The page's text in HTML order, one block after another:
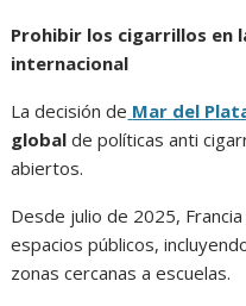
Prohibir los cigarrillos en
internacional
La decisión de Mar del
global de políticas anti
abiertos.
Desde julio de 2025,
espacios públicos,
zonas cercanas a escuelas.